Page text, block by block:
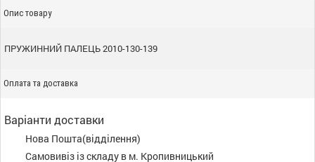
Опис товару
ПРУЖИННИЙ ПАЛЕЦЬ 2010-130-139
Оплата та доставка
Варіанти доставки
Нова Пошта(відділення)
Самовивіз із складу в м. Кропивницький